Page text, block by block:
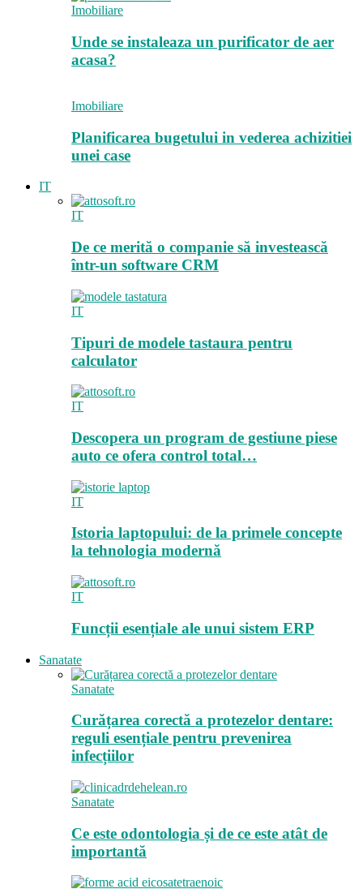
Imobiliare
Unde se instaleaza un purificator de aer
acasa?
Imobiliare
Planificarea bugetului in vederea achizitiei
unei case
IT
IT
De ce merită o companie să investească
într-un software CRM
IT
Tipuri de modele tastaura pentru
calculator
IT
Descopera un program de gestiune piese
auto ce ofera control total…
IT
Istoria laptopului: de la primele concepte
la tehnologia modernă
IT
Funcții esențiale ale unui sistem ERP
Sanatate
Sanatate
Curățarea corectă a protezelor dentare:
reguli esențiale pentru prevenirea
infecțiilor
Sanatate
Ce este odontologia și de ce este atât de
importantă